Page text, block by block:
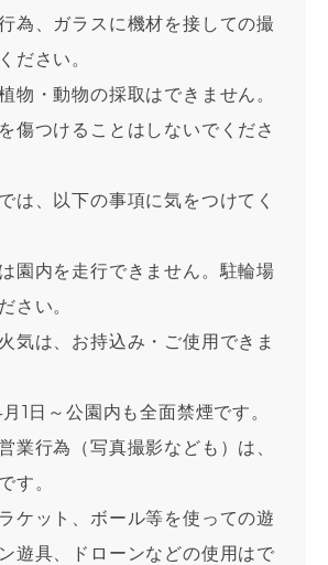
為、ガラスに機材を接しての撮
ださい。
物・動物の採取はできません。
傷つけることはしないでくださ
は、以下の事項に気をつけてく
園内を走行できません。駐輪場
さい。
気は、お持込み・ご使用できま
1日～公園内も全面禁煙です。
業行為（写真撮影なども）は、
す。
ケット、ボール等を使っての遊
遊具、ドローンなどの使用はで